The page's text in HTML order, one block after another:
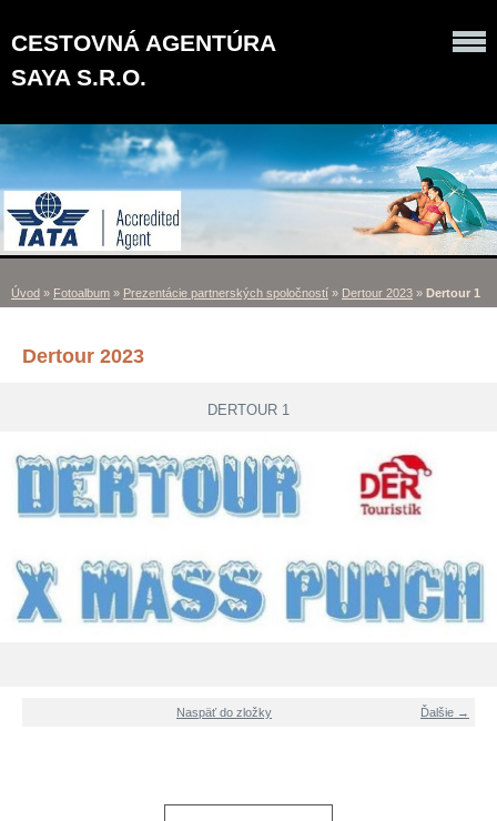
CESTOVNÁ AGENTÚRA
SAYA S.R.O.
Úvod » Fotoalbum » Prezentácie partnerských spoločností » Dertour 2023 » Dertour 1
Dertour 2023
DERTOUR 1
Ďalšie →
Naspäť do zložky